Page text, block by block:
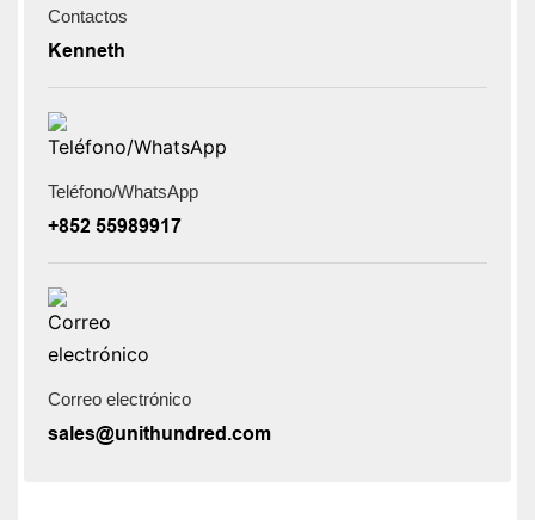
Contactos
Kenneth
Teléfono/WhatsApp
+852 55989917
Correo electrónico
sales@unithundred.com